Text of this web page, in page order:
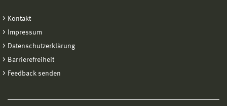
Kontakt
Impressum
Datenschutzerklärung
Barrierefreiheit
Feedback senden